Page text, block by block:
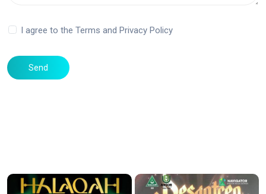
I agree to the Terms and Privacy Policy
Send